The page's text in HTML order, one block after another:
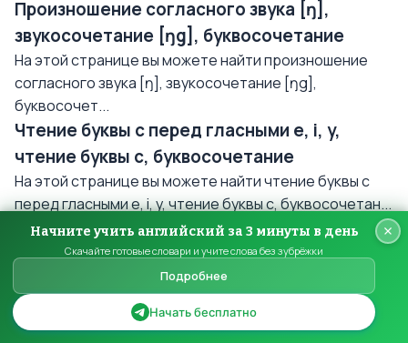
Произношение согласного звука [ŋ],
звукосочетание [ŋg], буквосочетание
На этой странице вы можете найти произношение
согласного звука [ŋ], звукосочетание [ŋg],
буквосочет...
Чтение буквы с перед гласными e, i, y,
чтение буквы с, буквосочетание
На этой странице вы можете найти чтение буквы с
перед гласными e, i, y, чтение буквы с, буквосочетан...
Произношение английских звуков - [h], [f],
[ʃ]. Английския буква - H
На этой странице вы можете найти правила
произношения английских звуков - [h], [f], [ʃ].
Английския...
Начните учить английский за 3 минуты в день
Скачайте готовые словари и учите слова без зубрёжки
Подробнее
Начать бесплатно